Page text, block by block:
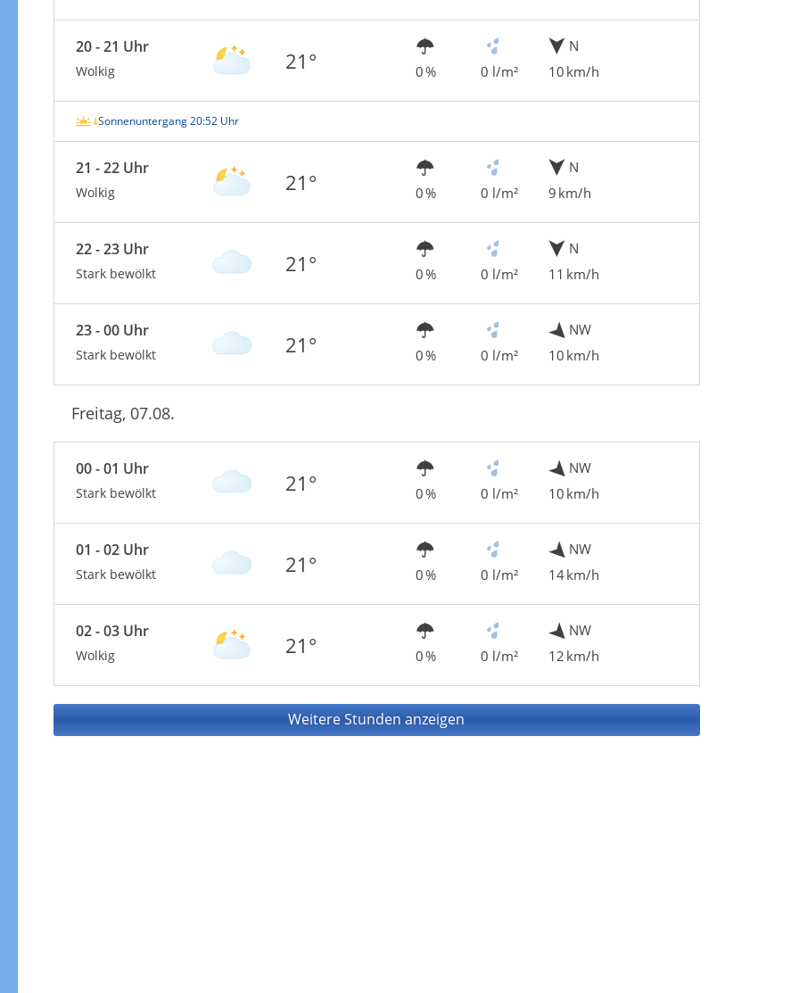
20 - 21 Uhr
Wolkig 21° 0 % 0 l/m²
N
10 km/h
Sonnenuntergang 20:52 Uhr
21 - 22 Uhr
Wolkig 21° 0 % 0 l/m²
N
9 km/h
22 - 23 Uhr
Stark bewölkt 21° 0 % 0 l/m²
N
11 km/h
23 - 00 Uhr
Stark bewölkt 21° 0 % 0 l/m²
NW
10 km/h
Freitag, 07.08.
00 - 01 Uhr
Stark bewölkt 21° 0 % 0 l/m²
NW
10 km/h
01 - 02 Uhr
Stark bewölkt 21° 0 % 0 l/m²
NW
14 km/h
02 - 03 Uhr
Wolkig 21° 0 % 0 l/m²
NW
12 km/h
Weitere Stunden anzeigen